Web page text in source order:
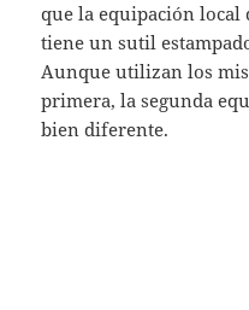
que la equipación local
tiene un sutil
Aunque utilizan los
primera, la segunda
bien diferente.